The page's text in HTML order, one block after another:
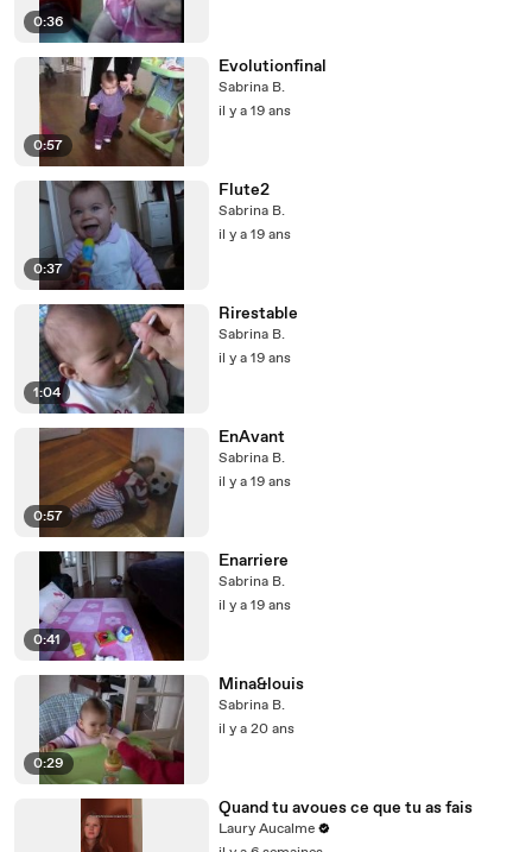
0:36
0:57
Evolutionfinal
Sabrina B.
il y a 19 ans
0:37
Flute2
Sabrina B.
il y a 19 ans
1:04
Rirestable
Sabrina B.
il y a 19 ans
0:57
EnAvant
Sabrina B.
il y a 19 ans
0:41
Enarriere
Sabrina B.
il y a 19 ans
0:29
Mina&louis
Sabrina B.
il y a 20 ans
Quand tu avoues ce que tu as fais
Laury Aucalme